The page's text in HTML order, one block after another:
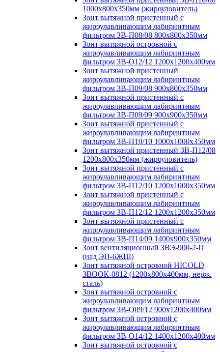
1000х800х350мм (жироуловитель)
Зонт вытяжной пристенный с
жироулавливающим лабиринтным
фильтром ЗВ-П08/08 800х800х350мм
Зонт вытяжной островной с
жироулавливающим лабиринтным
фильтром ЗВ-О12/12 1200х1200х400мм
Зонт вытяжной пристенный
жироулавливающим лабиринтным
фильтром ЗВ-П09/08 900х800х350мм
Зонт вытяжной пристенный с
жироулавливающим лабиринтным
фильтром ЗВ-П09/09 900х900х350мм
Зонт вытяжной пристенный с
жироулавливающим лабиринтным
фильтром ЗВ-П10/10 1000х1000х350мм
Зонт вытяжной пристенный ЗВ-П12/08
1200х800х350мм (жироуловитель)
Зонт вытяжной пристенный с
жироулавливающим лабиринтным
фильтром ЗВ-П12/10 1200х1000х350мм
Зонт вытяжной пристенный с
жироулавливающим лабиринтным
фильтром ЗВ-П12/12 1200х1200х350мм
Зонт вытяжной пристенный с
жироулавливающим лабиринтным
фильтром ЗВ-П14/09 1400х900х350мм
Зонт вентиляционный ЗВЭ-900-2-П
(над ЭП-6ЖШ)
Зонт вытяжной островной HICOLD
ЗВООК-0812 (1200х800x400мм, нерж.
сталь)
Зонт вытяжной островной с
жироулавливающим лабиринтным
фильтром ЗВ-О09/12 900х1200х400мм
Зонт вытяжной островной с
жироулавливающим лабиринтным
фильтром ЗВ-О14/12 1400х1200х400мм
Зонт вытяжной островной с